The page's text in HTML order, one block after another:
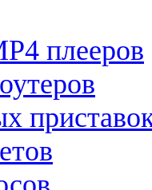
плееров